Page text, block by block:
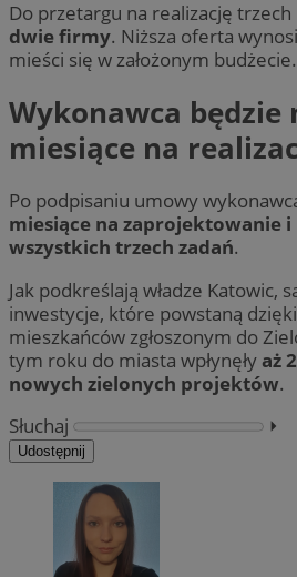
Do przetargu na realizację trzech
dwie firmy. Niższa oferta wynosi
mieści się w założonym budżecie.
Wykonawca będzie
miesiące na
Po podpisaniu umowy
miesiące na zaprojektowanie i
wszystkich trzech zadań.
Jak podkreślają władze Katowic,
inwestycje, które powstaną
mieszkańców zgłoszonym do
tym roku do miasta wpłynęły aż
nowych zielonych projektów.
Słuchaj
⏵︎
Udostępnij